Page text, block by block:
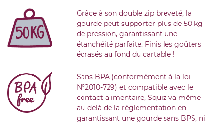
Grâce à son double zip breveté, la
gourde peut supporter plus de 50 kg
de pression, garantissant une
étanchéité parfaite. Finis les goûters
écrasés au fond du cartable !
Sans BPA (conformément à la loi
N°2010-729) et compatible avec le
contact alimentaire, Squiz va même
au-delà de la réglementation en
garantissant une gourde sans BPS, ni